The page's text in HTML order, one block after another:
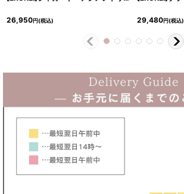
26,950円(税込) 29,480円(税込)